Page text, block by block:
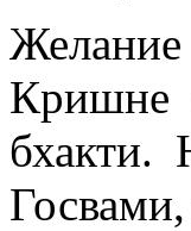
Кришне
бхакти.